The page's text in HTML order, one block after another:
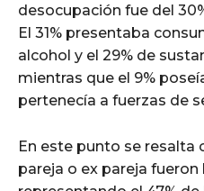
desocupación fue del
El 31% presentaba
alcohol y el 29% de
mientras que el 9%
pertenecía a fuerzas de
En este punto se resalta
pareja o ex pareja